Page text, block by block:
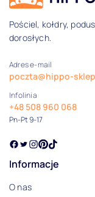
Ręcznik do rąk
Ręcznik
Ręcznik plażowy
Ręcznik z
30x50
Pościel, kołdry,
dorosłych.
Adres e-mail
poczta@hippo-
Infolinia
+48 508 960 068
Pn-Pt 9-17
Informacje
O nas